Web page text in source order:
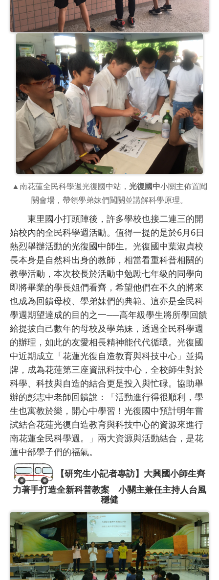
▲南花蓮全民科學週光復國中站， 光復國中小關主佈置闖
關會場，帶領學弟妹們闖關並講解科學原理。
東里國小打頭陣後，許多學校也接二連三的開
始校內的全民科學週活動。值得一提的是於6月6日
熱烈舉辦活動的光復國中師生。光復國中葉淑貞校
長本身是自然科出身的教師，相當看重科普相關的
教學活動，本次校長於活動中勉勵七年級的同學向
即將畢業的學長姐們看齊，希望他們在不久的將來
也成為回饋母校、學弟妹們的典範。這亦是全民科
學週期望達成的目的之一──高年級學生將所學回饋
給提拔自己數年的母校及學弟妹，透過全民科學週
的辦理，如此的友愛相長精神能代代循環。光復國
中近期成立「花蓮光復自造教育與科技中心」並揭
牌，成為花蓮第三座資訊科技中心，全校師生對於
科學、科技與自造的結合更是投入與忙碌。協助舉
辦的彭志中老師回饋說：「活動進行得很順利，學
生也寓教於樂，開心中學習！光復國中預計明年嘗
試結合花蓮光復自造教育與科技中心的資源來進行
南花蓮全民科學週。」兩大資源與活動結合，是花
蓮中部學子們的福氣。
【研究生小記者專訪】大興國小師生齊
力著手打造全新科普教案 小關主兼任主持人台風
穩健